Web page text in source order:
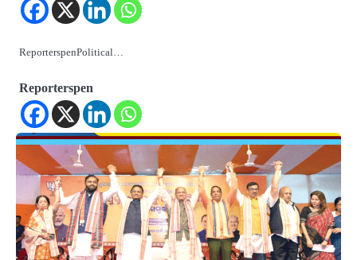
ReporterspenPolitical…
Reporterspen